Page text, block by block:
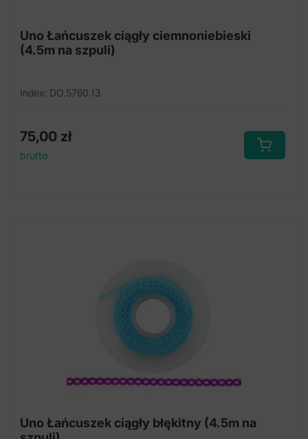
Uno Łańcuszek ciągły ciemnoniebieski
(4.5m na szpuli)
Index: DO.5760.13
75,00 zł
brutto
Uno Łańcuszek ciągły błękitny (4.5m na